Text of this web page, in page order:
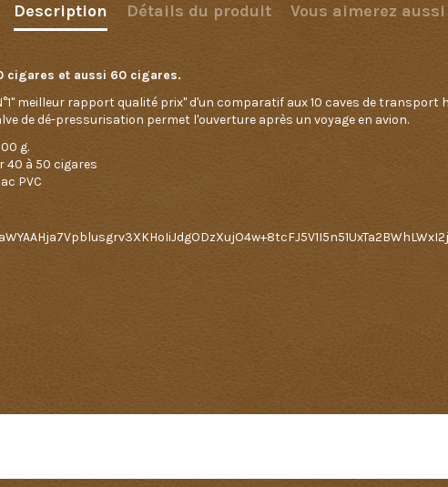
Description Détails du produit Vous aimerez aussi
cigares et aussi 60 cigares.
meilleur rapport qualité prix" d'un comparatif aux 10 caves de
de dé-pressurisation permet l'ouverture après un voyage en avion.
g.
40 à 50 cigares
PVC